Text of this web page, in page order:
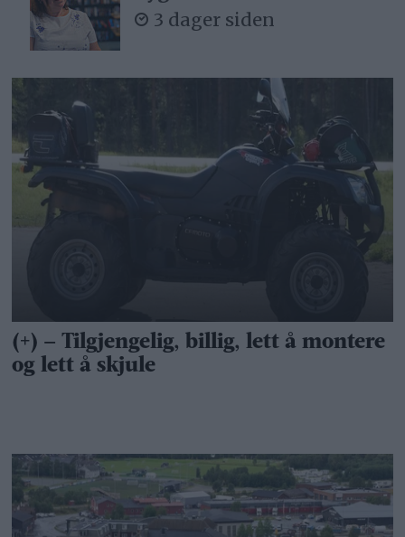
3 dager siden